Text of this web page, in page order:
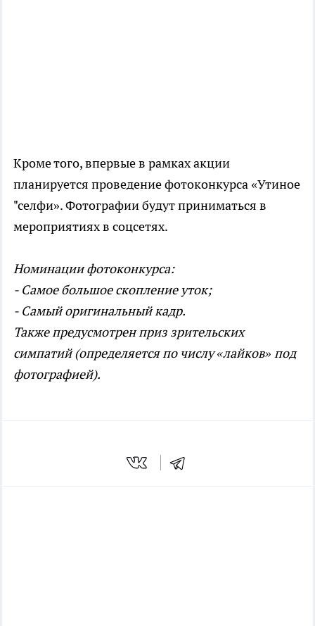
Кроме того, впервые в рамках акции
планируется проведение фотоконкурса «Утиное
"селфи». Фотографии будут приниматься в
мероприятиях в соцсетях.
Номинации фотоконкурса:
- Самое большое скопление уток;
- Самый оригинальный кадр.
Также предусмотрен приз зрительских
симпатий (определяется по числу «лайков» под
фотографией).